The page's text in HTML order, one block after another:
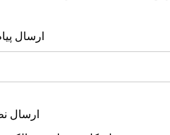
ارسال
ارسال